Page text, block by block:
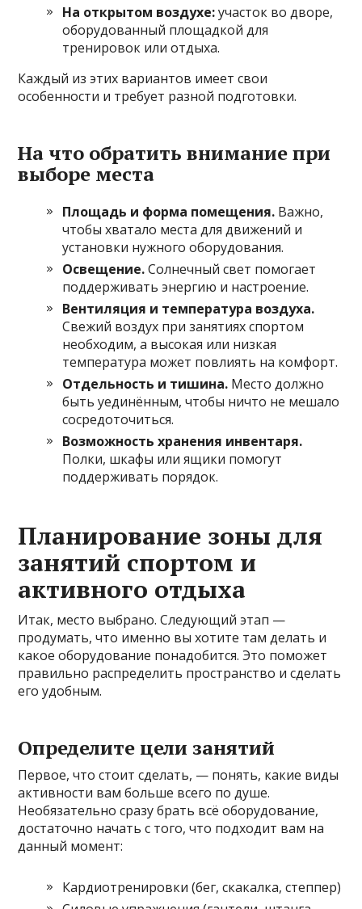
На открытом воздухе:участок во дворе,
оборудованный площадкой для
тренировок или отдыха.
Каждый из этих вариантов имеет свои
особенности и требует разной подготовки.
На что обратить внимание при
выборе места
Площадь и форма помещения. Важно,
чтобы хватало места для движений и
установки нужного оборудования.
Освещение.Солнечный свет помогает
поддерживать энергию и настроение.
Вентиляция и температура воздуха.
Свежий воздух при занятиях спортом
необходим, а высокая или низкая
температура может повлиять на комфорт.
Отдельность и тишина. Место должно
быть уединённым, чтобы ничто не мешало
сосредоточиться.
Возможность хранения инвентаря.
Полки, шкафы или ящики помогут
поддерживать порядок.
Планирование зоны для
занятий спортом и
активного отдыха
Итак, место выбрано. Следующий этап —
продумать, что именно вы хотите там делать и
какое оборудование понадобится. Это поможет
правильно распределить пространство и сделать
его удобным.
Определите цели занятий
Первое, что стоит сделать, — понять, какие виды
активности вам больше всего по душе.
Необязательно сразу брать всё оборудование,
достаточно начать с того, что подходит вам на
данный момент:
Кардиотренировки (бег, скакалка, степпер)